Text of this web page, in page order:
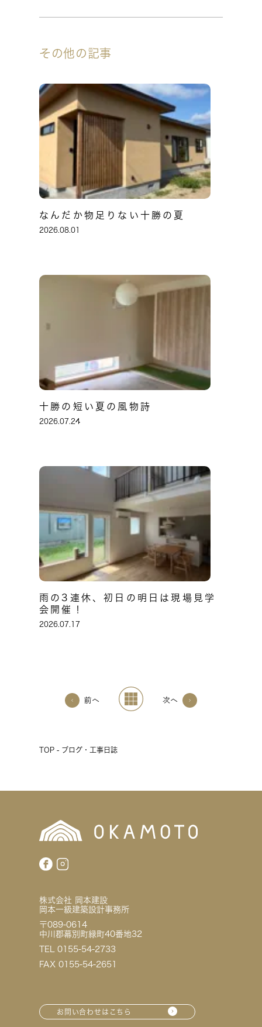
その他の記事
なんだか物足りない十勝の夏
2026.08.01
十勝の短い夏の風物詩
2026.07.24
雨の3連休、初日の明日は現場見学
会開催！
2026.07.17
前へ 次へ
TOP - ブログ・工事日誌
株式会社 岡本建設
岡本一級建築設計事務所
〒089-0614
中川郡幕別町緑町40番地32
TEL 0155-54-2733
FAX 0155-54-2651
お問い合わせはこちら